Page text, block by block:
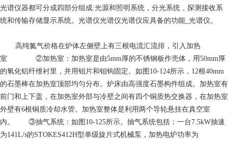
光谱仪器都可分成四部分组成:光源和照明系统，分光系统，探测接收系
统和传输存储显示系统。光谱仪光谱仪光谱仪应具备的功能_光谱仪。
高纯氮气价格在炉体左侧壁上有三根电流汇流排，引入加热
室 ②加热室：加热室是由5mm厚的不锈钢板作壳体，用50mm厚
的氧化铝纤维衬里，并用钼片和钼钩固定。如图10-124所示，12根40mm
的石墨棒在加热室顶部均匀分布。炉床由高强度石墨构件组成。加热室有
前门和上下盖，在加热室外部与冷壁之间有四个铜质热交换器，在加热室
外壁有6根铜质冷却水管。加热室整体是利用两个导轮悬挂在真空室
内。 ③抽气系统：如图10-125所示。抽气系统包括：一台7.5kW抽速
为141L/s的STOKES412H型单级旋片式机械泵，加热电炉功率为